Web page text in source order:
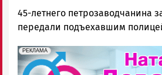
45-летнего петрозаводчанина
передали подъехавшим
erid: 2SDnjek5YUa
РЕКЛАМА
Реклама